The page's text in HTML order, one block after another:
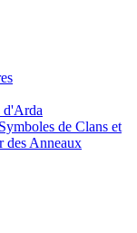
d'Arda
de Clans et
des Anneaux